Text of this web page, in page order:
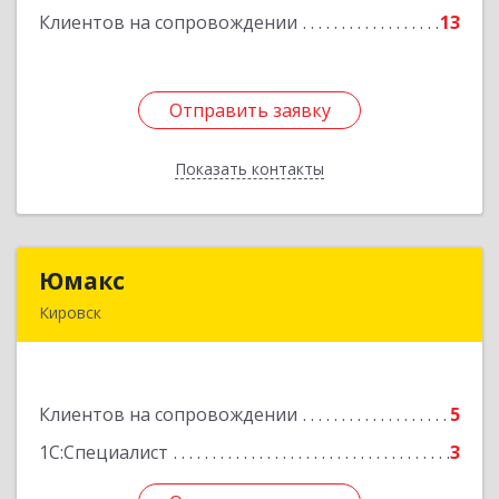
Клиентов на сопровождении 13
Отправить заявку
Показать контакты
Отправить заявку
Назад
Юмакс
Кировск
Клиентов на сопровождении
5
1С:Специалист
3
Подробнее